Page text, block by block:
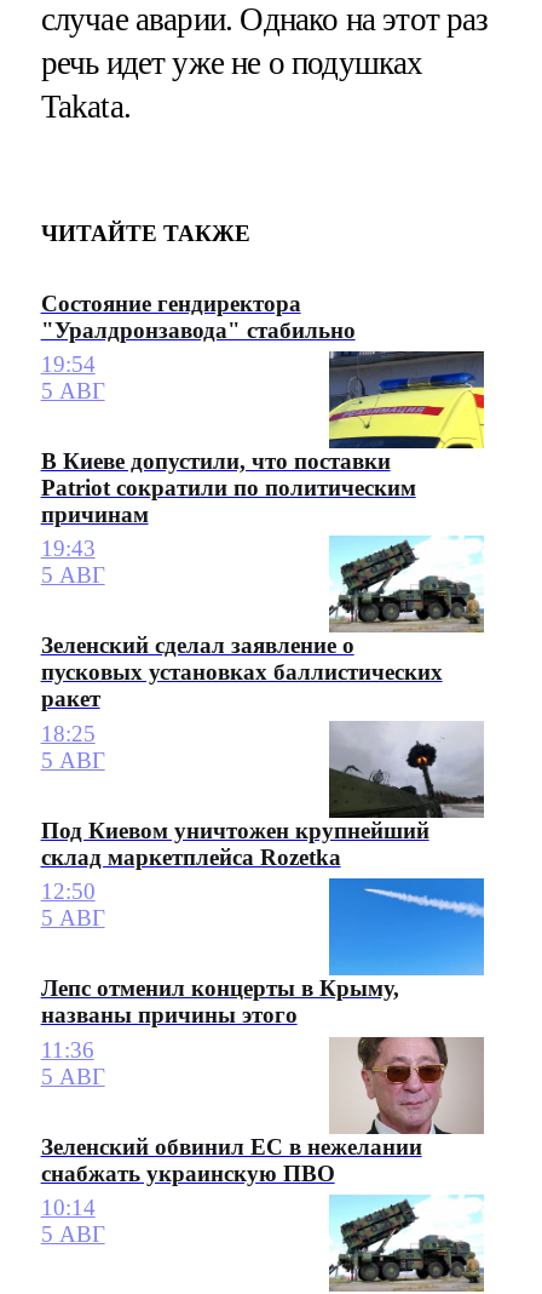
случае аварии. Однако на этот раз
речь идет уже не о подушках
Takata.
ЧИТАЙТЕ ТАКЖЕ
Состояние гендиректора
"Уралдронзавода" стабильно
19:54
5 АВГ
В Киеве допустили, что поставки
Patriot сократили по политическим
причинам
19:43
5 АВГ
Зеленский сделал заявление о
пусковых установках баллистических
ракет
18:25
5 АВГ
Под Киевом уничтожен крупнейший
склад маркетплейса Rozetka
12:50
5 АВГ
Лепс отменил концерты в Крыму,
названы причины этого
11:36
5 АВГ
Зеленский обвинил ЕС в нежелании
снабжать украинскую ПВО
10:14
5 АВГ